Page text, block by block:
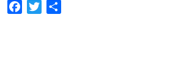
Facebook
Twitter